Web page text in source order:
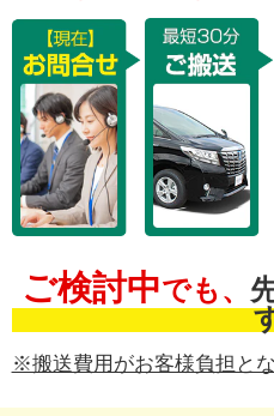
ご検討中でも、
※搬送費用がお客様負担と